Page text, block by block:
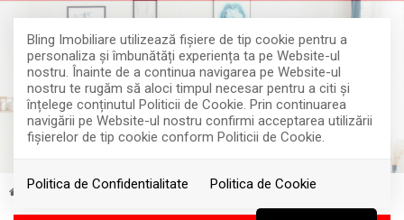
Bling Imobiliare utilizează fişiere de tip cookie pentru a
personaliza și îmbunătăți experiența ta pe Website-ul
nostru. Înainte de a continua navigarea pe Website-ul
nostru te rugăm să aloci timpul necesar pentru a citi și
înțelege conținutul Politicii de Cookie. Prin continuarea
navigării pe Website-ul nostru confirmi acceptarea utilizării
fişierelor de tip cookie conform Politicii de Cookie.
Politica de Confidentialitate Politica de Cookie
Inchiriere Apartamente Cluj-Napoca Manastur